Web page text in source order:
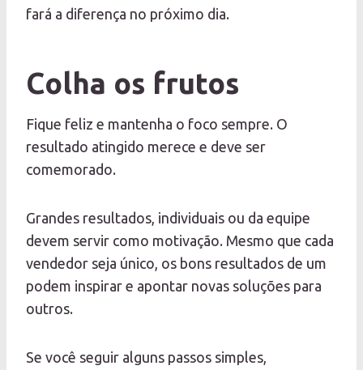
fará a diferença no próximo dia.
Colha os frutos
Fique feliz e mantenha o foco sempre. O
resultado atingido merece e deve ser
comemorado.
Grandes resultados, individuais ou da equipe
devem servir como motivação. Mesmo que cada
vendedor seja único, os bons resultados de um
podem inspirar e apontar novas soluções para
outros.
Se você seguir alguns passos simples,